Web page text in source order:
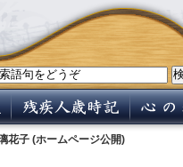
花子 (ホームページ公開)